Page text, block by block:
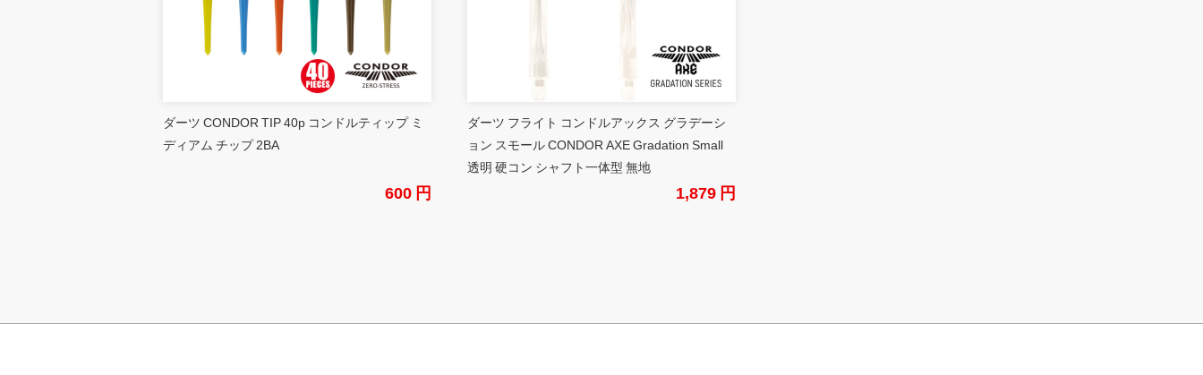
ダーツ CONDOR TIP 40p コンドルティップ ミ
ディアム チップ 2BA
600 円
ダーツ フライト コンドルアックス グラデーシ
ョン スモール CONDOR AXE Gradation Small
透明 硬コン シャフト一体型 無地
1,879 円